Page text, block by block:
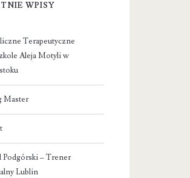
WPISY
Terapeutyczne
Aleja Motyli w
Master
Podgórski – Trener
Lublin